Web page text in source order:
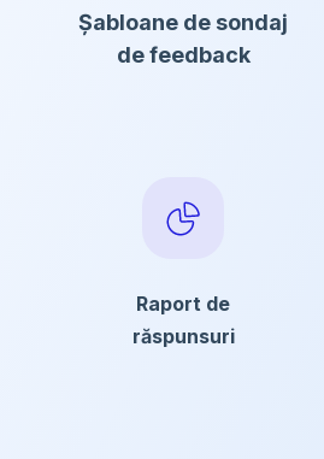
Șabloane de sondaj
de feedback
Raport de
răspunsuri